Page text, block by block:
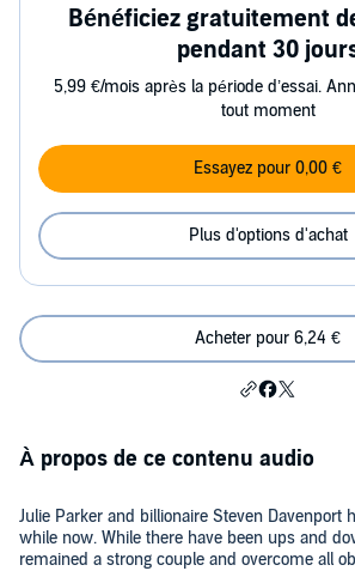
Bénéficiez gratuitement
pendant 30
5,99 €/mois après la période d’essai.
tout moment
Essayez pour 0,00 €
Plus d'options d'achat
Acheter pour 6,24 €
À propos de ce contenu audio
Julie Parker and billionaire Steven Davenport
while now. While there have been ups and
remained a strong couple and overcome all